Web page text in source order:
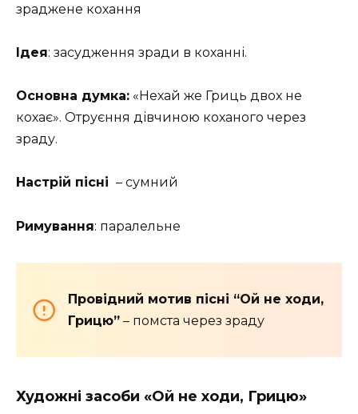
зраджене кохання
Ідея: засудження зради в коханні.
Основна думка: «Нехай же Гриць двох не
кохає». Отруєння дівчиною коханого через
зраду.
Настрій пісні – сумний
Римування: паралельне
Провідний мотив пісні “Ой не ходи,
Грицю” – помста через зраду
Художні засоби «Ой не ходи, Грицю»